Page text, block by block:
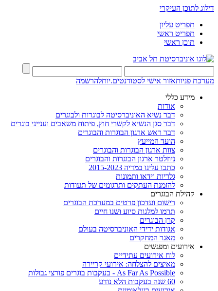
דילוג לתוכן העיקרי
תפריט עליון
תפריט ראשי
תוכן ראשי
מערכת פניותאזור אישי לסטודנטים.יותלהרשמה
מידע כללי
אודות
דבר נשיא האוניברסיטה לבוגרות ולבוגרים
דבר סגן הנשיא לקשרי חוץ, פיתוח משאבים וענייני בוגרים
דבר ראש ארגון הבוגרות והבוגרים
הועד המייעץ
צוות ארגון הבוגרות והבוגרים
ניוזלטר ארגון הבוגרות והבוגרים
כתבו עלינו במדיה 2015-2023
גלריות וידאו ותמונות
להזמנת העתקים ותרגומים של תעודות
קהילת הבוגרים
רישום ועדכון פרטים במערכת הבוגרים
תרמו למלגות סיוע ושנו חיים
קרן הבוגרים
אגודות ידידי האוניברסיטה בעולם
מאגר המחקרים
אירועים ומפגשים
לוח אירועים עתידיים
מאיצים להצלחה: אירועי קריירה
As Far As Possible - בעקבות בוגרים פורצי גבולות
60 שנה בעקבות הלא נודע